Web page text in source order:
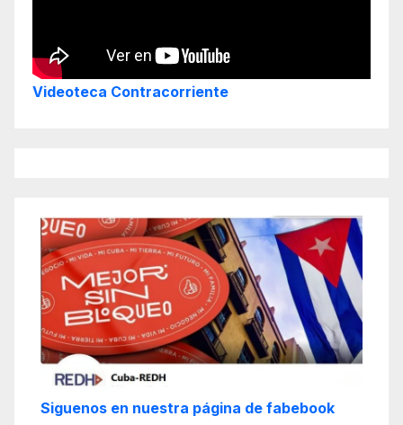
Videoteca Contracorriente
Siguenos en nuestra página de fabebook